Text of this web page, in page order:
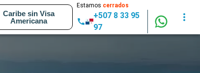
Caribe sin Visa
Americana
Estamos cerrados
+507 8 33 95
97